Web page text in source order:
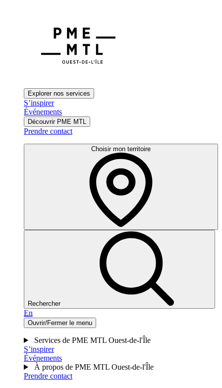
Explorer nos services
S’inspirer
Événements
Découvrir PME MTL
Prendre contact
Choisir mon territoire
Rechercher
En
Ouvrir/Fermer le menu
Services de PME MTL Ouest-de-l'Île
S’inspirer
Événements
À propos de PME MTL Ouest-de-l'Île
Prendre contact